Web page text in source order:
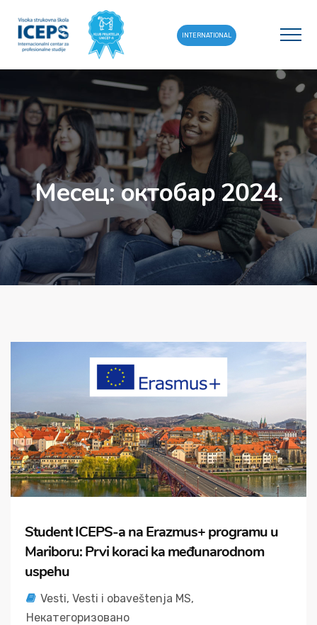
INTERNATIONAL
Месец:октобар 2024.
Student ICEPS-a na Erazmus+ programu u
Mariboru: Prvi koraci ka međunarodnom
uspehu
Vesti, Vesti i obaveštenja MS,
Некатегоризовано